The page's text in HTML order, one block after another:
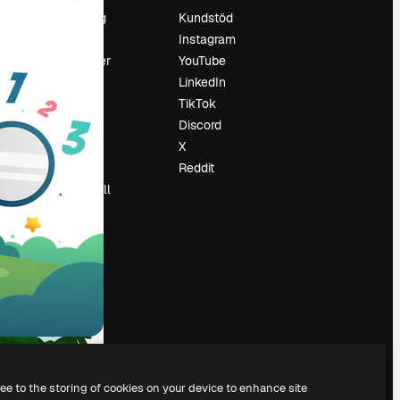
Prissättning
Recensioner
Söktrender
Blogg
Händelser
Slidesgo
Sälj innehåll
Söker efter
magnific.ai
Kundstöd
Instagram
YouTube
LinkedIn
TikTok
Discord
X
Reddit
to the storing of cookies on your device to enhance site